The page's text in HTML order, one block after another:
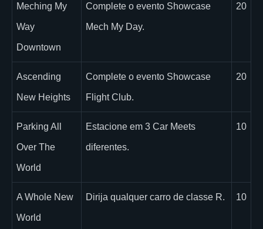
Meching My
Way
Downtown
Complete o evento Showcase
Mech My Day.
20
Ascending
New Heights
Complete o evento Showcase
Flight Club.
20
Parking All
Over The
World
Estacione em 3 Car Meets
diferentes.
10
A Whole New
World
Dirija qualquer carro de classe R. 10